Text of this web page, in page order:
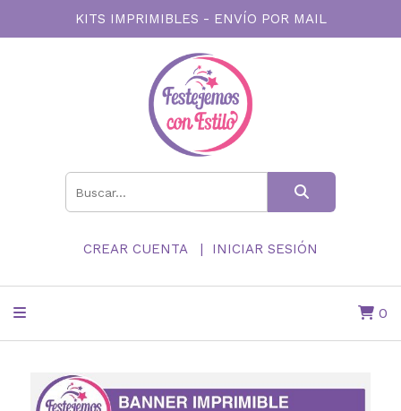
KITS IMPRIMIBLES - ENVÍO POR MAIL
CREAR CUENTA INICIAR SESIÓN
0